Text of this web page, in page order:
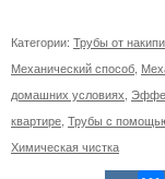
Категории: Трубы от накипи
Механический способ,
домашних условиях,
квартире, Трубы с
Химическая чистка